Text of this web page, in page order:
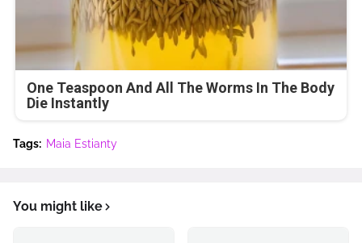
One Teaspoon And All The Worms In The Body
Die Instantly
Tags: Maia Estianty
You might like